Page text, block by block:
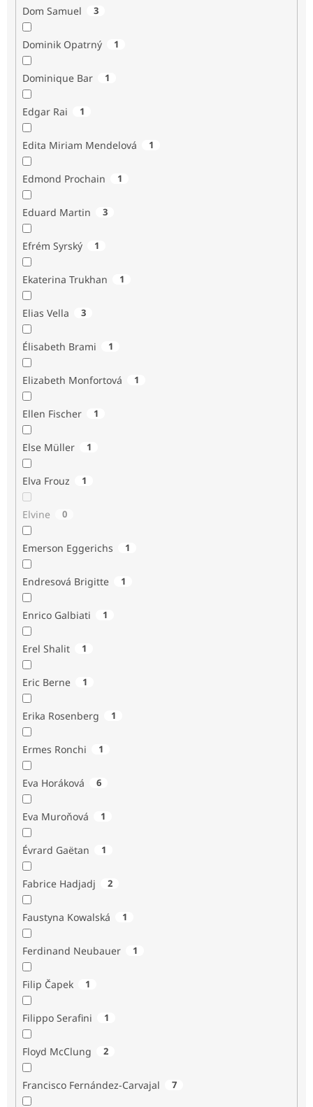
Dom Samuel 3
Dominik Opatrný 1
Dominique Bar 1
Edgar Rai 1
Edita Miriam Mendelová 1
Edmond Prochain 1
Eduard Martin 3
Efrém Syrský 1
Ekaterina Trukhan 1
Elias Vella 3
Élisabeth Brami 1
Elizabeth Monfortová 1
Ellen Fischer 1
Else Müller 1
Elva Frouz 1
Elvine 0
Emerson Eggerichs 1
Endresová Brigitte 1
Enrico Galbiati 1
Erel Shalit 1
Eric Berne 1
Erika Rosenberg 1
Ermes Ronchi 1
Eva Horáková 6
Eva Muroňová 1
Évrard Gaëtan 1
Fabrice Hadjadj 2
Faustyna Kowalská 1
Ferdinand Neubauer 1
Filip Čapek 1
Filippo Serafini 1
Floyd McClung 2
Francisco Fernández-Carvajal 7